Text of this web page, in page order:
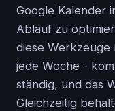
Google Kalender
Ablauf zu
diese
jede Woche -
ständig, und das
Gleichzeitig